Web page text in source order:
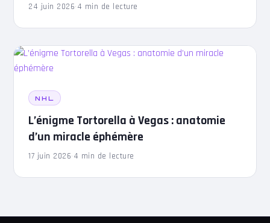
24 juin 2026·4 min de lecture
NHL
L’énigme Tortorella à Vegas : anatomie
d’un miracle éphémère
17 juin 2026·4 min de lecture